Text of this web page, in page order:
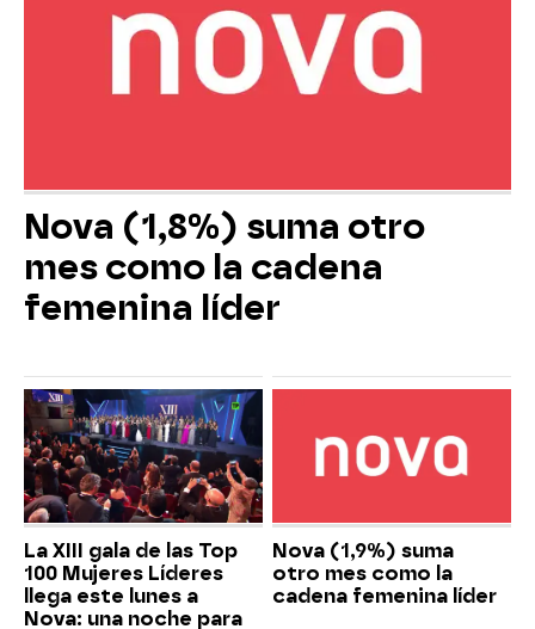
Nova (1,8%) suma otro
mes como la cadena
femenina líder
La XIII gala de las Top
100 Mujeres Líderes
llega este lunes a
Nova: una noche para
Nova (1,9%) suma
otro mes como la
cadena femenina líder